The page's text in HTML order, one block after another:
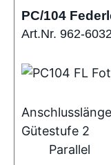
PC/104
Art.Nr. 962-
Gütestufe 2
Parallel